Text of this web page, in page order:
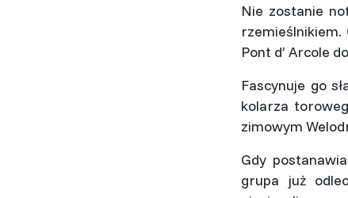
Nie zostanie
Pont d’ Arcole
Fascynuje go
kolarza
zimowym
Gdy
grupa już